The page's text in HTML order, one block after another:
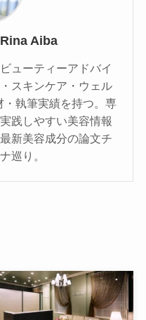
Aiba
ューティーアドバイ
スキンケア・ウェル
執筆実績を持つ。専
践しやすい美容情報
新美容成分の論文チ
巡り。